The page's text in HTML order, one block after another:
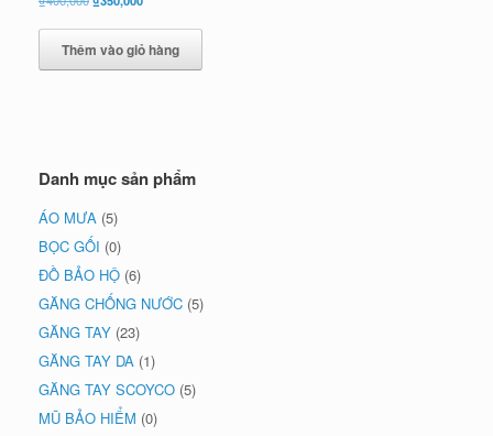
là:
₫400,000.
tại
là:
₫350,000.
Thêm vào giỏ hàng
Danh mục sản phẩm
ÁO MƯA (5)
BỌC GỐI (0)
ĐỒ BẢO HỘ (6)
GĂNG CHỐNG NƯỚC (5)
GĂNG TAY (23)
GĂNG TAY DA (1)
GĂNG TAY SCOYCO (5)
MŨ BẢO HIỂM (0)